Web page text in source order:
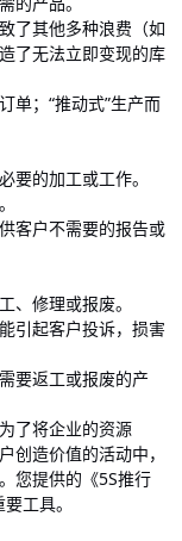
了其他多种浪费（如
了无法立即变现的库
单；“推动式”生产而
要的加工或工作。
客户不需要的报告或
、修理或报废。
引起客户投诉，损害
要返工或报废的产
了将企业的资源
创造价值的活动中，
您提供的《5S推行
工具。